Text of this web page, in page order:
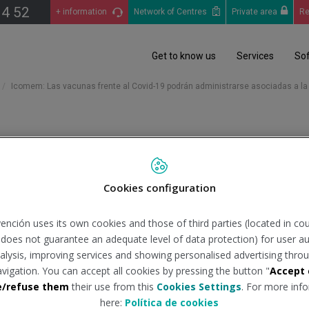
52 + information Network of Centres Private area
Get to know us Services
Icomem: Las vacunas frente al Covid-19 podrán administrarse asociadas a
al Covid-19 podrán
antigripal «sin
isanidad.com Tipo de
podrán administrarse asociadas a la vacunación antigripal
Cookies configuration
uses its own cookies and those of third parties (located in
not guarantee an adequate level of data protection) for user
improving services and showing personalised advertising
You can accept all cookies by pressing the button "Accept
refuse them their use from this Cookies Settings. For more
here: Política de cookies